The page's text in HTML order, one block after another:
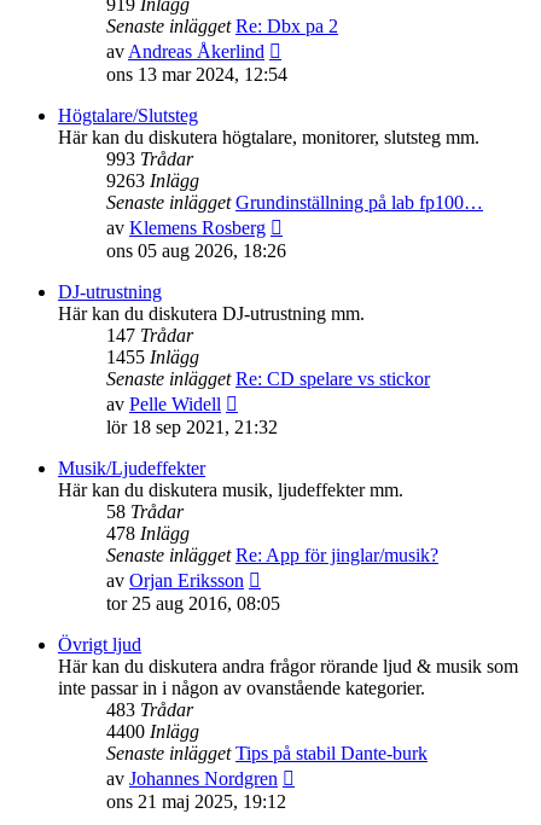
919 Inlägg
Senaste inlägget Re: Dbx pa 2
avAndreas Åkerlind
till
inlägget
ons 13 mar 2024, 12:54
Högtalare/Slutsteg
Här kan du diskutera högtalare, monitorer, slutsteg mm.
993 Trådar
9263 Inlägg
Senaste inlägget Grundinställning på lab fp100…
av Klemens Rosberg
till
inlägget
ons 05 aug 2026, 18:26
DJ-utrustning
Här kan du diskutera DJ-utrustning mm.
147 Trådar
1455 Inlägg
Senaste inlägget Re: CD spelare vs stickor
av Pelle Widell
till
inlägget
lör 18 sep 2021, 21:32
Musik/Ljudeffekter
Här kan du diskutera musik, ljudeffekter mm.
58 Trådar
478 Inlägg
Senaste inlägget Re: App för jinglar/musik?
av Orjan Eriksson
till
inlägget
tor 25 aug 2016, 08:05
Övrigt ljud
Här kan du diskutera andra frågor rörande ljud & musik som
inte passar in i någon av ovanstående kategorier.
483 Trådar
4400 Inlägg
Senaste inlägget Tips på stabil Dante-burk
av Johannes Nordgren
ons 21 maj 2025, 19:12